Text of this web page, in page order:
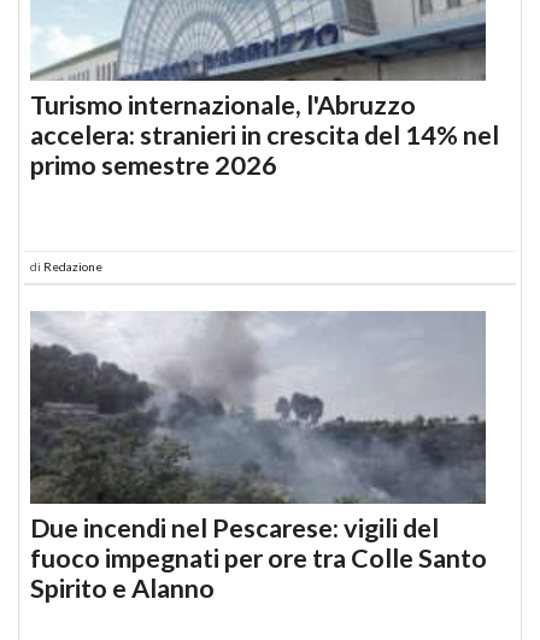
Turismo internazionale, l'Abruzzo
accelera: stranieri in crescita del 14% nel
primo semestre 2026
di Redazione
Due incendi nel Pescarese: vigili del
fuoco impegnati per ore tra Colle Santo
Spirito e Alanno